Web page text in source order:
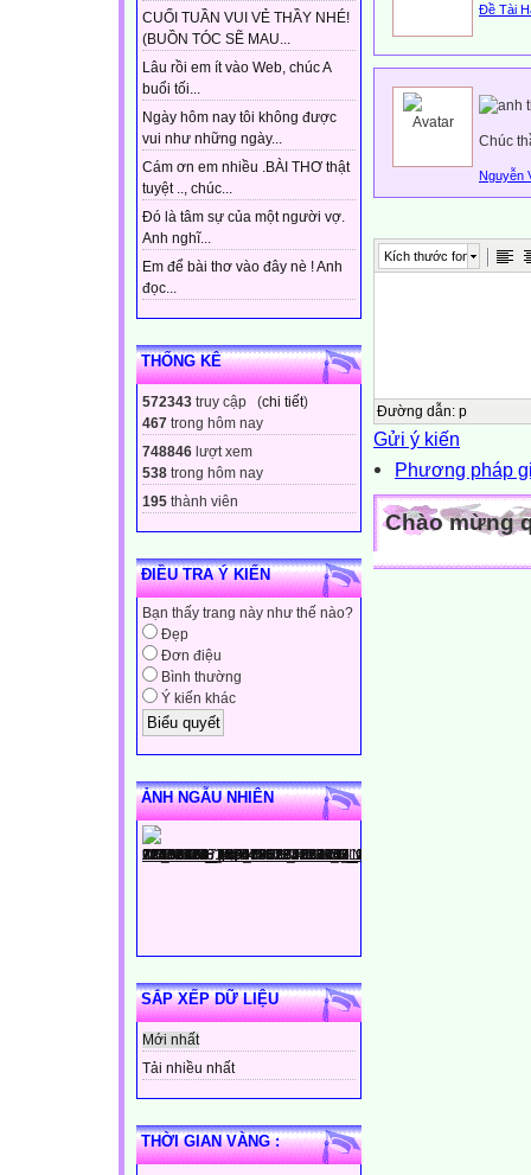
CUỐI TUẦN VUI VẺ THẦY NHÉ!
(BUỒN TÓC SẼ MAU...
Lâu rồi em ít vào Web, chúc A
buổi tối...
Ngày hôm nay tôi không được
vui như những ngày...
Cám ơn em nhiều .BÀI THƠ thật
tuyệt .., chúc...
Đó là tâm sự của một người vợ.
Anh nghĩ...
Em để bài thơ vào đây nè ! Anh
đọc...
THỐNG KÊ
572343 truy cập (chi tiết)
467 trong hôm nay
748846 lượt xem
538 trong hôm nay
195 thành viên
ĐIỀU TRA Ý KIẾN
Bạn thấy trang này như thế nào?
Đẹp
Đơn điệu
Bình thường
Ý kiến khác
ẢNH NGẪU NHIÊN
SẮP XẾP DỮ LIỆU
Mới nhất
Tải nhiều nhất
THỜI GIAN VÀNG :
Đề Tài
Chúc
Nguyễn
Kích thước font
Đường dẫn: p
Gửi ý kiến
Phương pháp
Chào mừng